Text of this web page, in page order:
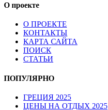
О проекте
О ПРОЕКТЕ
КОНТАКТЫ
КАРТА САЙТА
ПОИСК
СТАТЬИ
ПОПУЛЯРНО
ГРЕЦИЯ 2025
ЦЕНЫ НА ОТДЫХ 2025